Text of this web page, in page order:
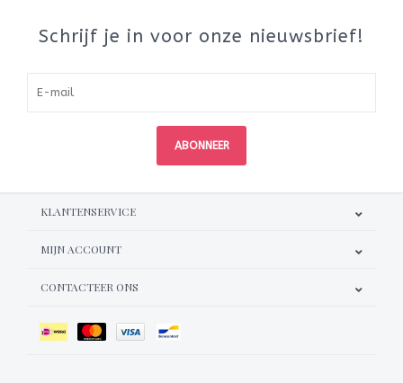
Schrijf je in voor onze nieuwsbrief!
ABONNEER
KLANTENSERVICE
MIJN ACCOUNT
CONTACTEER ONS